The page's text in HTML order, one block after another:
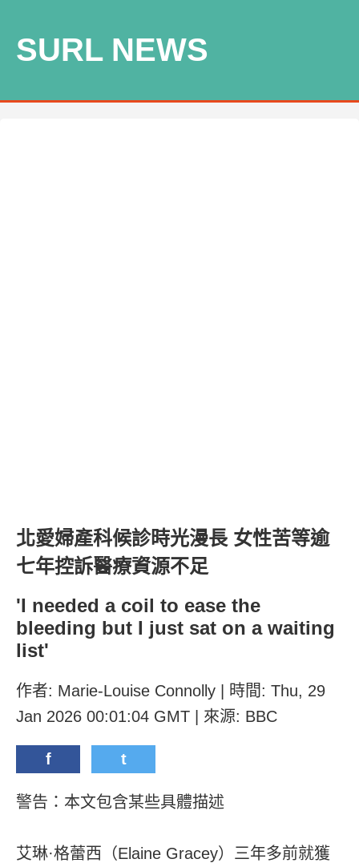
SURL NEWS
北愛婦產科候診時光漫長 女性苦等逾
七年控訴醫療資源不足
'I needed a coil to ease the
bleeding but I just sat on a waiting
list'
作者: Marie-Louise Connolly | 時間: Thu, 29
Jan 2026 00:01:04 GMT | 來源: BBC
f t
警告：本文包含某些具體描述
艾琳·格蕾西（Elaine Gracey）三年多前就獲